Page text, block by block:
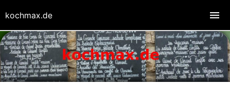
kochmax.de